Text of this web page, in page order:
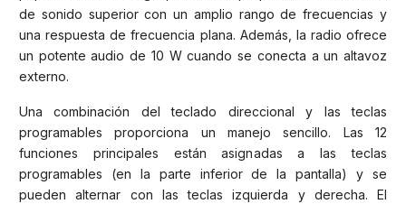
de sonido superior con un amplio rango de frecuencias y
una respuesta de frecuencia plana. Además, la radio ofrece
un potente audio de 10 W cuando se conecta a un altavoz
externo.
Una combinación del teclado direccional y las teclas
programables proporciona un manejo sencillo. Las 12
funciones principales están asignadas a las teclas
programables (en la parte inferior de la pantalla) y se
pueden alternar con las teclas izquierda y derecha. El